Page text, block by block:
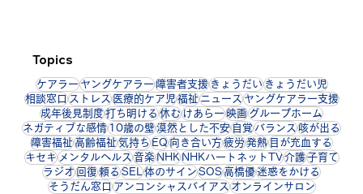
Topics
ケアラーヤングケアラー障害者支援きょうだいきょうだい児
相談窓口ストレス医療的ケア児福祉ニュースヤングケアラー支援
成年後見制度打ち明ける休むけあらー映画グループホーム
ネガティブな感情10歳の壁漠然とした不安自覚バランス咳が出る
障害福祉高齢福祉気持ちEQ向き合い方疲労発熱目が充血する
キセキメンタルヘルス音楽NHKNHKハートネットTV介護子育て
ラジオ回復頼るSEL体のサインSOS高橋優迷惑をかける
そうだん窓口アンコンシャスバイアスオンラインサロン